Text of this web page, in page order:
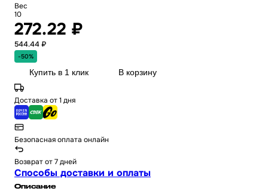
Вес
10
272.22 ₽
544.44 ₽
-50%
Купить в 1 клик В корзину
Доставка от 1 дня
Безопасная оплата онлайн
Возврат от 7 дней
Способы доставки и оплаты
Описание